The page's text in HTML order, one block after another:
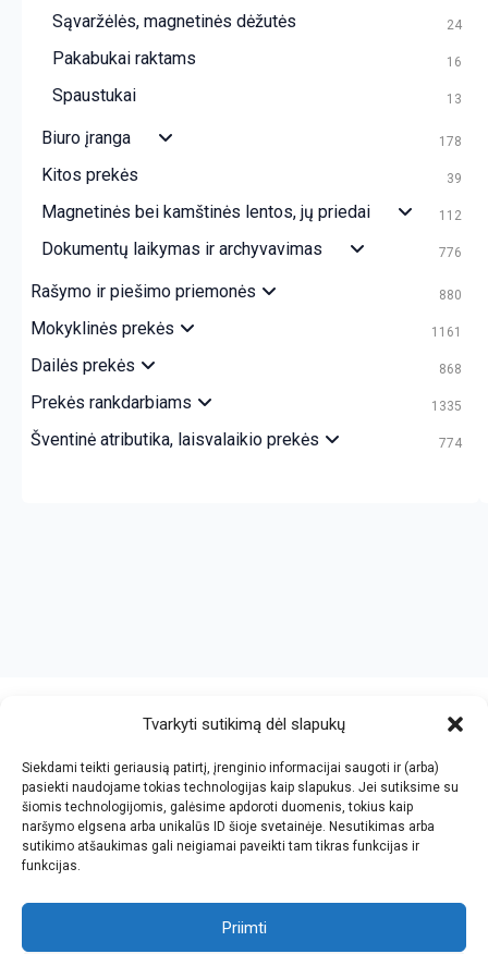
Tvarkyti sutikimą dėl slapukų
Siekdami teikti geriausią patirtį, įrenginio informacijai saugoti ir (arba)
pasiekti naudojame tokias technologijas kaip slapukus. Jei sutiksime su
šiomis technologijomis, galėsime apdoroti duomenis, tokius kaip
naršymo elgsena arba unikalūs ID šioje svetainėje. Nesutikimas arba
sutikimo atšaukimas gali neigiamai paveikti tam tikras funkcijas ir
funkcijas.
Priimti
Sąvaržėlės, magnetinės dėžutės 24
Pakabukai raktams 16
Spaustukai 13
Biuro įranga 178
Kitos prekės 39
Magnetinės bei kamštinės lentos, jų priedai 112
Dokumentų laikymas ir archyvavimas 776
Rašymo ir piešimo priemonės 880
Mokyklinės prekės 1161
Dailės prekės 868
Prekės rankdarbiams 1335
Šventinė atributika, laisvalaikio prekės 774
V. Jankovskio firma
Įmonės kodas: 123612573
PVM kodas: LT236125716
Tel.: +370 657 81065
Parko g.7, Naujoji Vilnia, KNYGYNAS